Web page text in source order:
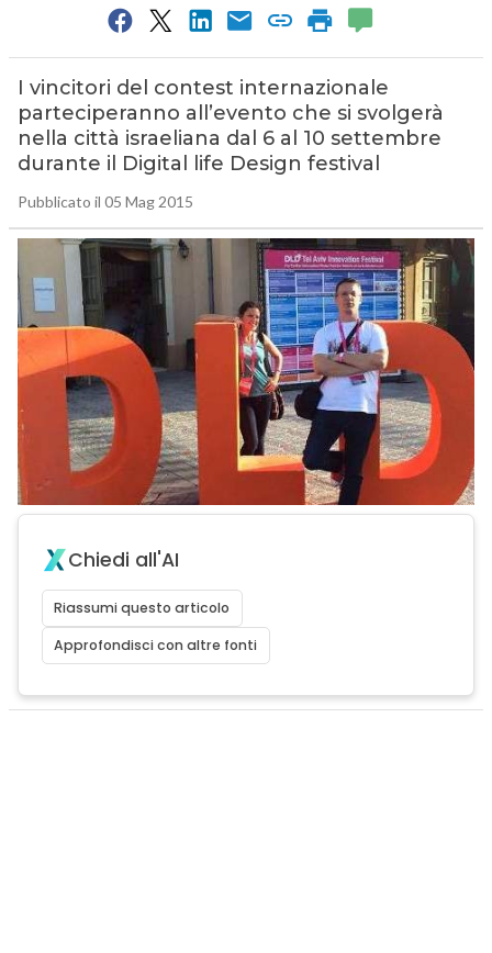
I vincitori del contest internazionale
parteciperanno all’evento che si svolgerà
nella città israeliana dal 6 al 10 settembre
durante il Digital life Design festival
Pubblicato il 05 Mag 2015
Chiedi all'AI
Riassumi questo articolo
Approfondisci con altre fonti